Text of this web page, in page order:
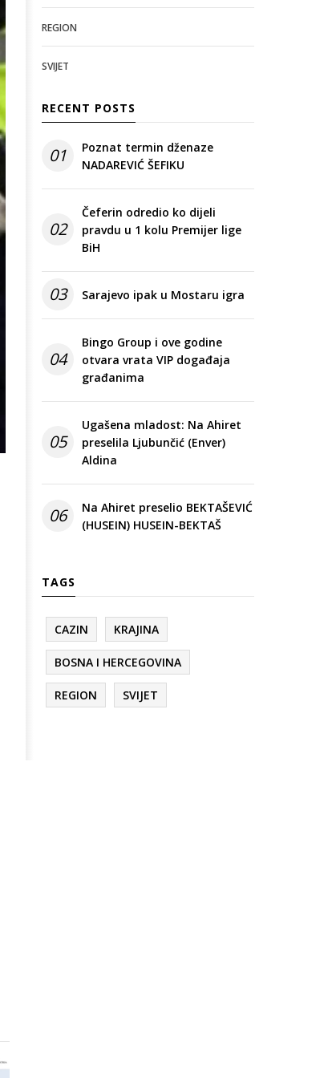
REGION
SVIJET
RECENT POSTS
01
Poznat termin dženaze
NADAREVIĆ ŠEFIKU
02
Čeferin odredio ko dijeli
pravdu u 1 kolu Premijer lige
BiH
03 Sarajevo ipak u Mostaru igra
04
Bingo Group i ove godine
otvara vrata VIP događaja
građanima
05
Ugašena mladost: Na Ahiret
preselila Ljubunčić (Enver)
Aldina
06
Na Ahiret preselio BEKTAŠEVIĆ
(HUSEIN) HUSEIN-BEKTAŠ
TAGS
CAZIN KRAJINA
BOSNA I HERCEGOVINA
REGION SVIJET